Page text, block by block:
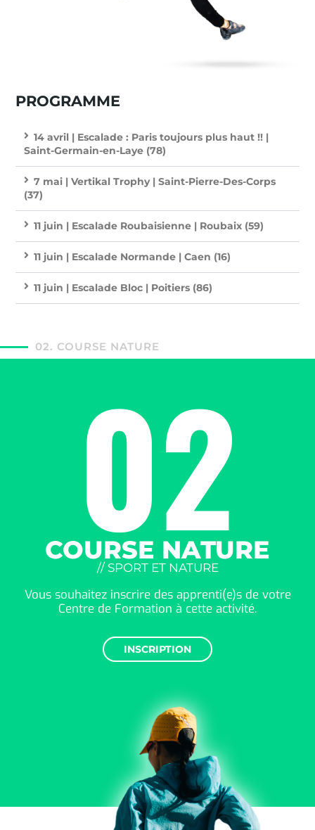
PROGRAMME
14 avril | Escalade : Paris toujours plus haut !! |
Saint-Germain-en-Laye (78)
7 mai | Vertikal Trophy | Saint-Pierre-Des-Corps
(37)
11 juin | Escalade Roubaisienne | Roubaix (59)
11 juin | Escalade Normande | Caen (16)
11 juin | Escalade Bloc | Poitiers (86)
02. COURSE NATURE
02
COURSE NATURE
// SPORT ET NATURE
Vous souhaitez inscrire des apprenti(e)s de votre
Centre de Formation à cette activité.
INSCRIPTION